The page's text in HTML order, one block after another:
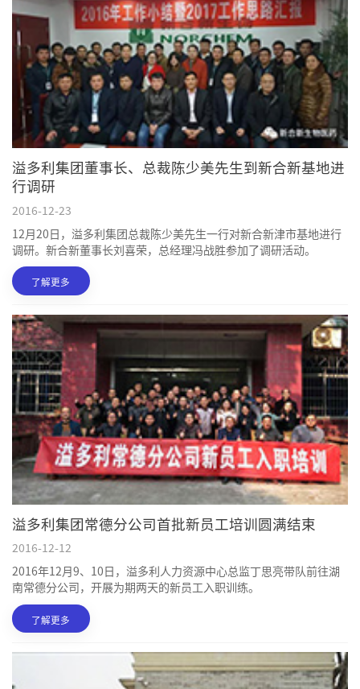
溢多利集团董事长、总裁陈少美先生到新合新基地进
行调研
2016-12-23
12月20日，溢多利集团总裁陈少美先生一行对新合新津市基地进行
调研。新合新董事长刘喜荣，总经理冯战胜参加了调研活动。
了解更多
溢多利集团常德分公司首批新员工培训圆满结束
2016-12-12
2016年12月9、10日，溢多利人力资源中心总监丁思亮带队前往湖
南常德分公司，开展为期两天的新员工入职训练。
了解更多